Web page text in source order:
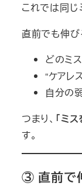
これでは同じ
直前でも伸び
どのミ
“ケアレ
自分の
つまり、 「ミ
す。
③ 直前で